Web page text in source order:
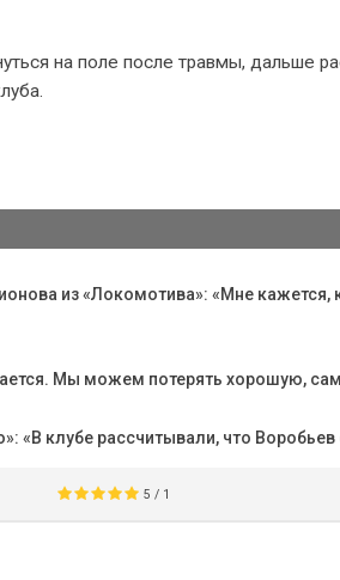
на поле после травмы, дальше
из «Локомотива»: «Мне
Мы можем потерять хорошую,
«В клубе рассчитывали, что
5 / 1